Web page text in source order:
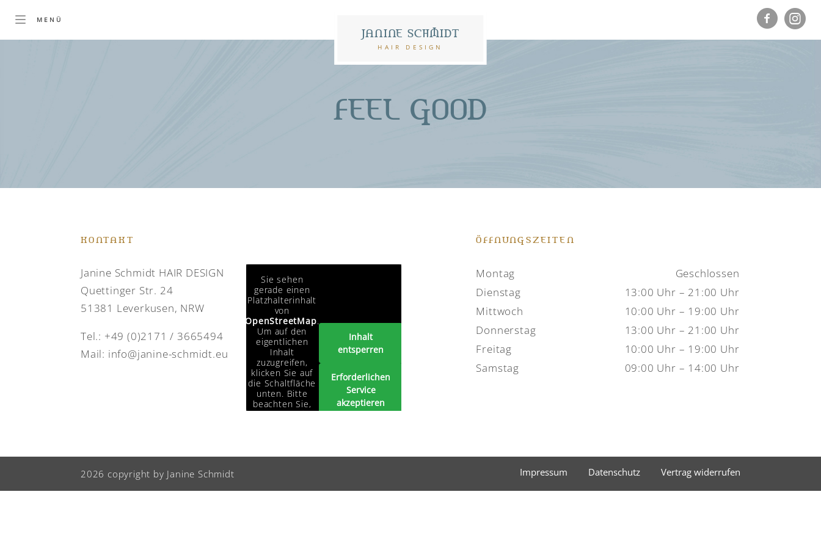
JANINE SCHMIDT
HAIR DESIGN
FEEL GOOD
KONTAKT
Janine Schmidt HAIR DESIGN
Quettinger Str. 24
51381 Leverkusen, NRW
Tel.: +49 (0)2171 / 3665494
Mail: info@janine-schmidt.eu
Sie sehen
gerade einen
Platzhalterinhalt
von
OpenStreetMap.
Um auf den
eigentlichen
Inhalt
zuzugreifen,
klicken Sie auf
die Schaltfläche
unten. Bitte
beachten Sie,
dass dabei
werden.
Inhalt
entsperren
Erforderlichen
Service
akzeptieren
ÖFFNUNGSZEITEN
Montag
Geschlossen
Dienstag
13:00 Uhr – 21:00 Uhr
Mittwoch
10:00 Uhr – 19:00 Uhr
Donnerstag
13:00 Uhr – 21:00 Uhr
Freitag
10:00 Uhr – 19:00 Uhr
Samstag
09:00 Uhr – 14:00 Uhr
2026 copyright by Janine Schmidt Impressum Datenschutz Vertrag widerrufen